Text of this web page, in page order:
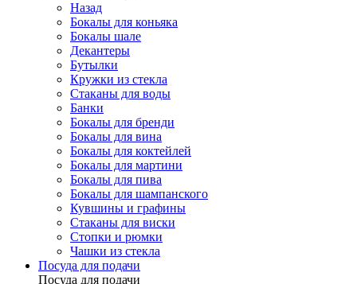
Назад
Бокалы для коньяка
Бокалы шале
Декантеры
Бутылки
Кружки из стекла
Стаканы для воды
Банки
Бокалы для бренди
Бокалы для вина
Бокалы для коктейлей
Бокалы для мартини
Бокалы для пива
Бокалы для шампанского
Кувшины и графины
Стаканы для виски
Стопки и рюмки
Чашки из стекла
Посуда для подачи
Посуда для подачи